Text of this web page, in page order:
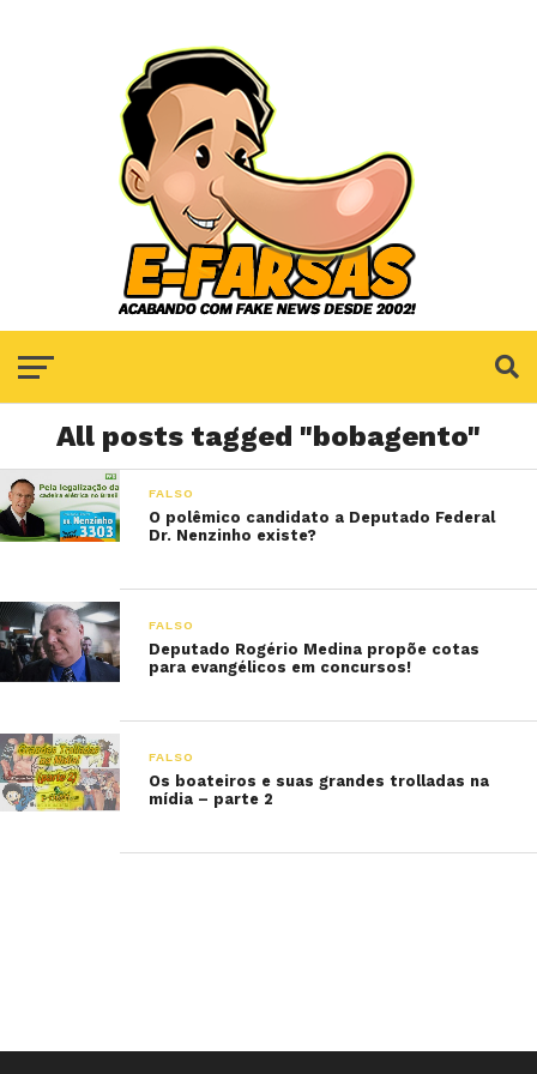
All posts tagged "bobagento"
FALSO
O polêmico candidato a Deputado Federal
Dr. Nenzinho existe?
FALSO
Deputado Rogério Medina propõe cotas
para evangélicos em concursos!
FALSO
Os boateiros e suas grandes trolladas na
mídia – parte 2